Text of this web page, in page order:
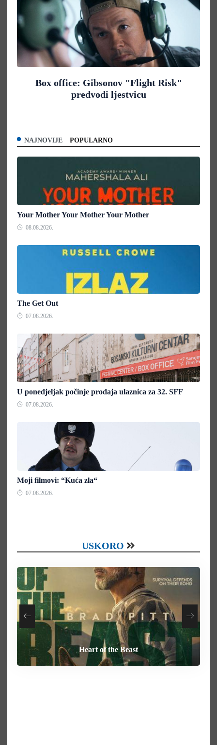
Box office: Gibsonov "Flight Risk"
predvodi ljestvicu
NAJNOVIJE POPULARNO
Your Mother Your Mother Your Mother
08.08.2026.
The Get Out
07.08.2026.
U ponedjeljak počinje prodaja ulaznica za 32. SFF
07.08.2026.
Moji filmovi: “Kuća zla“
07.08.2026.
USKORO
Your Mother Your Mother Your Mother
Heart of the Beast
Behemoth
How To Rob A Bank